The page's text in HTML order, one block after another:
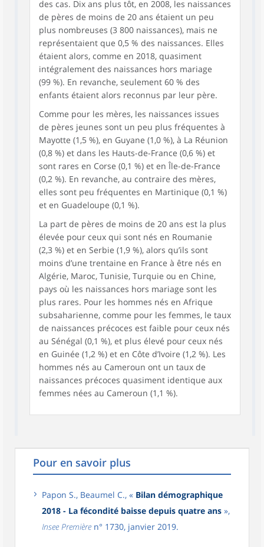
des cas. Dix ans plus tôt, en 2008, les naissances
de pères de moins de 20 ans étaient un peu
plus nombreuses (3 800 naissances), mais ne
représentaient que 0,5 % des naissances. Elles
étaient alors, comme en 2018, quasiment
intégralement des naissances hors mariage
(99 %). En revanche, seulement 60 % des
enfants étaient alors reconnus par leur père.
Comme pour les mères, les naissances issues
de pères jeunes sont un peu plus fréquentes à
Mayotte (1,5 %), en Guyane (1,0 %), à La Réunion
(0,8 %) et dans les Hauts-de-France (0,6 %) et
sont rares en Corse (0,1 %) et en Île-de-France
(0,2 %). En revanche, au contraire des mères,
elles sont peu fréquentes en Martinique (0,1 %)
et en Guadeloupe (0,1 %).
La part de pères de moins de 20 ans est la plus
élevée pour ceux qui sont nés en Roumanie
(2,3 %) et en Serbie (1,9 %), alors qu’ils sont
moins d’une trentaine en France à être nés en
Algérie, Maroc, Tunisie, Turquie ou en Chine,
pays où les naissances hors mariage sont les
plus rares. Pour les hommes nés en Afrique
subsaharienne, comme pour les femmes, le taux
de naissances précoces est faible pour ceux nés
au Sénégal (0,1 %), et plus élevé pour ceux nés
en Guinée (1,2 %) et en Côte d’Ivoire (1,2 %). Les
hommes nés au Cameroun ont un taux de
naissances précoces quasiment identique aux
femmes nées au Cameroun (1,1 %).
Pour en savoir plus
Papon S., Beaumel C., « Bilan démographique
2018 - La fécondité baisse depuis quatre ans »,
Insee Première n° 1730, janvier 2019.